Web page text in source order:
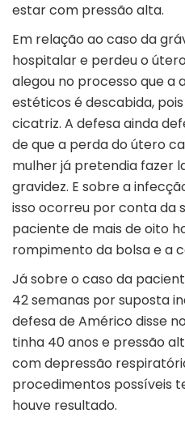
estar com pressão alta.
Em relação ao caso da
hospitalar e perdeu o
alegou no processo que a
estéticos é descabida,
cicatriz. A defesa ainda
de que a perda do útero
mulher já pretendia fazer
gravidez. E sobre a
isso ocorreu por conta da
paciente de mais de oito
rompimento da bolsa e a
Já sobre o caso da
42 semanas por suposta
defesa de Américo disse
tinha 40 anos e pressão
com depressão
procedimentos possíveis
houve resultado.